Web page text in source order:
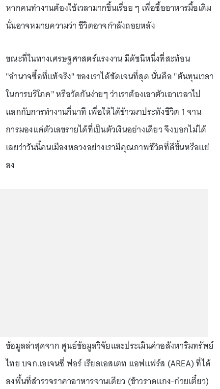
หากคนทำงานต้องใช้เวลามากขึ้นเรื่อย ๆ เพื่อซื้ออาหารมื้อเดิม
นั่นอาจหมายความว่า ชีวิตอาจกำลังถอยหลัง
ขณะที่ในทางเศรษฐศาสตร์แรงงาน มีดัชนีหนึ่งที่สะท้อน
"อำนาจซื้อที่แท้จริง" ของเราได้ชัดเจนที่สุด นั่นคือ "ต้นทุนเวลา
ในการบริโภค" หรือวัดกันง่ายๆ ว่าเราต้องเอาตัวเอาเวลาไป
แลกกับการทำงานกี่นาที เพื่อให้ได้ข้าวมาประทังชีวิต 1 จาน
การมองแค่ตัวเลขรายได้ที่เป็นตัวเงินอย่างเดียว จึงบอกไม่ได้
เลยว่าวันนี้คนเมืองหลวงอย่างเรามีคุณภาพชีวิตที่ดีขึ้นหรือแย่
ลง
ข้อมูลล่าสุดจาก ศูนย์ข้อมูลวิจัยและประเมินค่าอสังหาริมทรัพย์
ไทย บจก.เอเจนซี่ ฟอร์ เรียลเอสเตท แอฟแฟร์ส (AREA) ที่ได้
ลงพื้นที่สำรวจราคาอาหารจานเดียว (ข้าวราดแกง-ก๋วยเตี๋ยว)